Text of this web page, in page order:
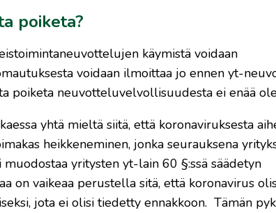
poiketa?
käymistä voidaan
voidaan ilmoittaa jo ennen yt-
poiketa neuvotteluvelvollisuudesta ei enää
yhtä mieltä siitä, että koronaviruksesta
heikkeneminen, jonka seurauksena
yritysten yt-lain 60 §:ssä säädetyn
on vaikeaa perustella sitä, että koronavirus
jota ei olisi tiedetty ennakkoon. Tämän